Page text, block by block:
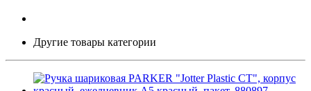
Другие товары категории